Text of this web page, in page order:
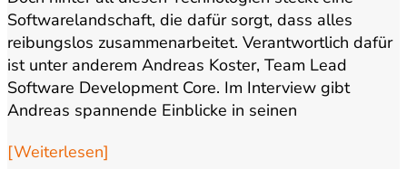
Softwarelandschaft, die dafür sorgt, dass alles
reibungslos zusammenarbeitet. Verantwortlich dafür
ist unter anderem Andreas Koster, Team Lead
Software Development Core. Im Interview gibt
Andreas spannende Einblicke in seinen
[Weiterlesen]